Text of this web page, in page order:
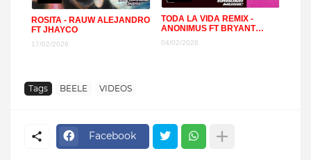
ROSITA - RAUW ALEJANDRO
FT JHAYCO
17/02/2026
TODA LA VIDA REMIX -
ANONIMUS FT BRYANT
MYERS, ALMIGHTY, NORIEL,
LUAR LA L, BRYTIAGO
04/02/2026
Tags BEELE VIDEOS
Facebook